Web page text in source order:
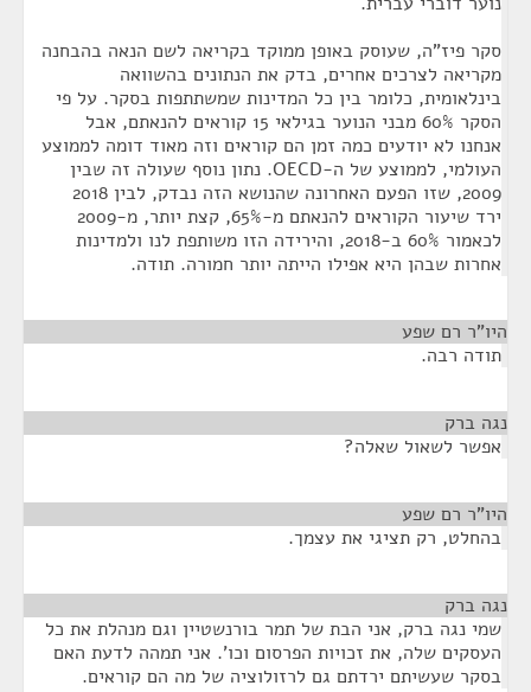
סקר פיז"ה, שעוסק באופן ממוקד בקריאה לשם הנאה בהבחנה
מקריאה לצרכים אחרים, בדק את הנתונים בהשוואה
בינלאומית, כלומר בין כל המדינות שמשתתפות בסקר. על פי
הסקר 60% מבני הנוער בגילאי 15 קוראים להנאתם, אבל
אנחנו לא יודעים כמה זמן הם קוראים וזה מאוד דומה לממוצע
העולמי, לממוצע של ה-OECD. נתון נוסף שעולה זה שבין
2009, שזו הפעם האחרונה שהנושא הזה נבדק, לבין 2018
ירד שיעור הקוראים להנאתם מ-65%, קצת יותר, מ-2009
לכאמור 60% ב-2018, והירידה הזו משותפת לנו ולמדינות
אחרות שבהן היא אפילו הייתה יותר חמורה. תודה.
היו"ר רם שפע
תודה רבה.
נגה ברק
אפשר לשאול שאלה?
היו"ר רם שפע
בהחלט, רק תציגי את עצמך.
נגה ברק
שמי נגה ברק, אני הבת של תמר בורנשטיין וגם מנהלת את כל
העסקים שלה, את זכויות הפרסום וכו'. אני תמהה לדעת האם
בסקר שעשיתם ירדתם גם לרזולוציה של מה הם קוראים.